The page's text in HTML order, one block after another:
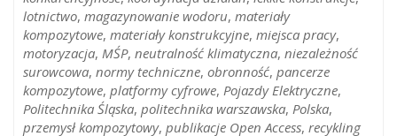
lotnictwo, magazynowanie wodoru, materiały
kompozytowe, materiały konstrukcyjne, miejsca pracy,
motoryzacja, MŚP, neutralność klimatyczna, niezależność
surowcowa, normy techniczne, obronność, pancerze
kompozytowe, platformy cyfrowe, Pojazdy Elektryczne,
Politechnika Śląska, politechnika warszawska, Polska,
przemysł kompozytowy, publikacje Open Access, recykling